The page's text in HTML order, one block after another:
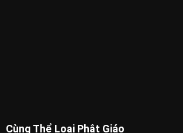
Cùng Thể Loại Phật Giáo